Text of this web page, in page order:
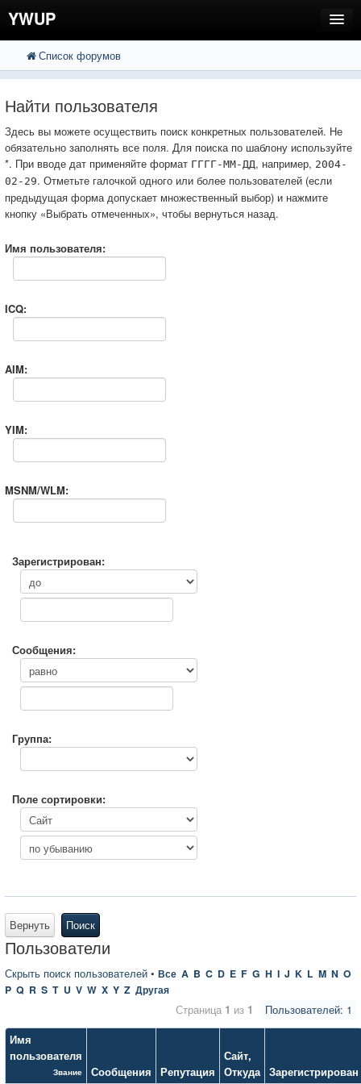
YWUP
FAQ
Вход
Список форумов
Найти пользователя
Здесь вы можете осуществить поиск конкретных пользователей. Не
обязательно заполнять все поля. Для поиска по шаблону используйте
*. При вводе дат применяйте формат ГГГГ-ММ-ДД, например, 2004-
02-29. Отметьте галочкой одного или более пользователей (если
предыдущая форма допускает множественный выбор) и нажмите
кнопку «Выбрать отмеченных», чтобы вернуться назад.
Имя пользователя:
ICQ:
AIM:
YIM:
MSNM/WLM:
Зарегистрирован:
Сообщения:
Группа:
Поле сортировки:
Вернуть Поиск
Пользователи
Скрыть поиск пользователей • Все A B C D E F G H I J K L M N O
P Q R S T U V W X Y Z Другая
Пользователей: 1
Страница 1 из 1
Имя
пользователя
Звание Сообщения Репутация
Сайт,
Откуда Зарегистрирован